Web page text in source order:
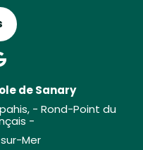
de Sanary
- Rond-Point du
-
Mer